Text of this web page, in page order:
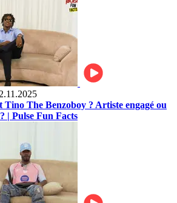
Tino The Benzoboy ? Artiste engagé ou
| Pulse Fun Facts